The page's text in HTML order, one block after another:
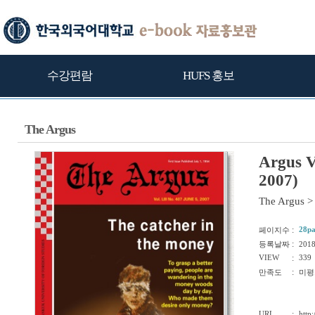
수강편람 HUFS 홍보
The Argus
Argus
2007)
The Argus >
페이지수 :
등록날짜 :
VIEW
:
339
만족도
: 미